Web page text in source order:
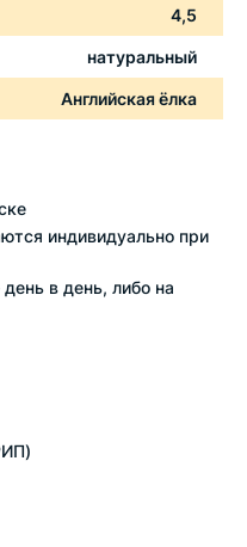
4,5
натуральный
Английская ёлка
индивидуально при
в день, либо на